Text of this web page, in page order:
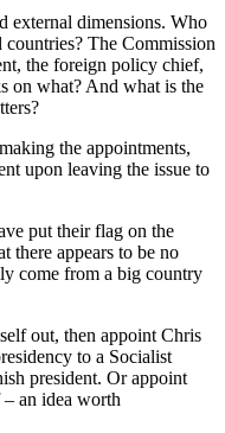
external dimensions. Who
The Commission
the foreign policy chief,
on what? And what is the
the appointments,
upon leaving the issue to
put their flag on the
there appears to be no
come from a big country
out, then appoint Chris
to a Socialist
president. Or appoint
an idea worth